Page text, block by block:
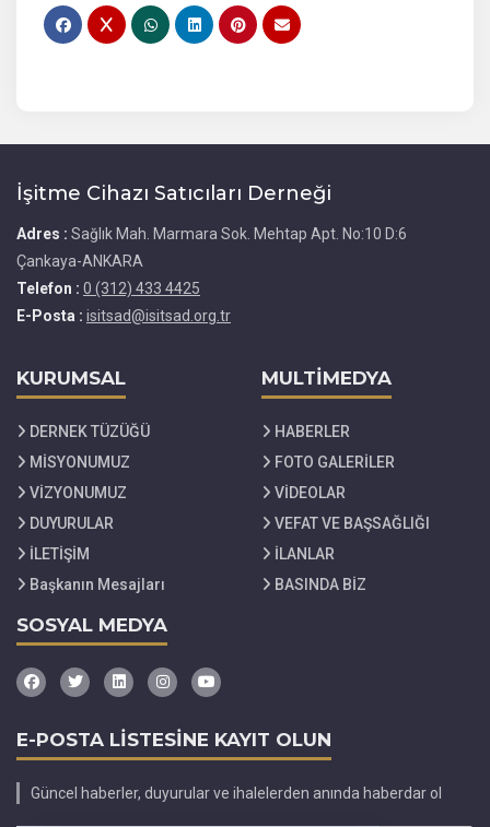
İşitme Cihazı Satıcıları Derneği
Adres : Sağlık Mah. Marmara Sok. Mehtap Apt. No:10 D:6
Çankaya-ANKARA
Telefon : 0 (312) 433 4425
E-Posta : isitsad@isitsad.org.tr
KURUMSAL
DERNEK TÜZÜĞÜ
MİSYONUMUZ
VİZYONUMUZ
DUYURULAR
İLETİŞİM
Başkanın Mesajları
MULTİMEDYA
HABERLER
FOTO GALERİLER
VİDEOLAR
VEFAT VE BAŞSAĞLIĞI
İLANLAR
BASINDA BİZ
SOSYAL MEDYA
E-POSTA LİSTESİNE KAYIT OLUN
Güncel haberler, duyurular ve ihalelerden anında haberdar ol